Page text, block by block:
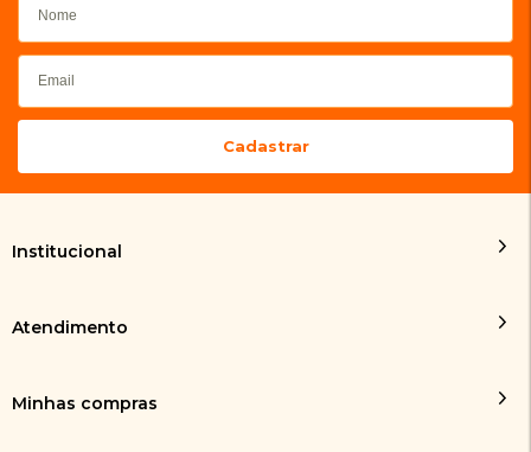
Institucional
Atendimento
Minhas compras